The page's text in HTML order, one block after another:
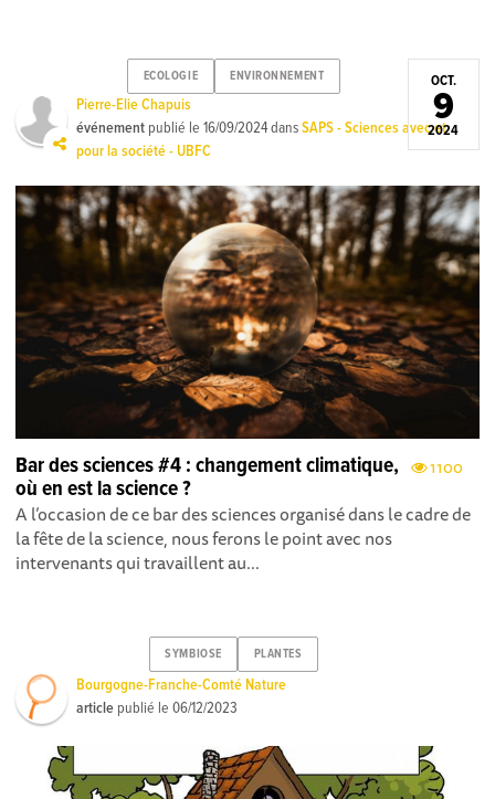
ECOLOGIE ENVIRONNEMENT
Pierre-Elie Chapuis
événement publié le16/09/2024dansSAPS - Sciences avec et
pour la société - UBFC
OCT.
9
2024
1100
Bar des sciences #4 : changement climatique,
où en est la science ?
A l’occasion de ce bar des sciences organisé dans le cadre de
la fête de la science, nous ferons le point avec nos
intervenants qui travaillent au...
SYMBIOSE PLANTES
Bourgogne-Franche-Comté Nature
article publié le06/12/2023